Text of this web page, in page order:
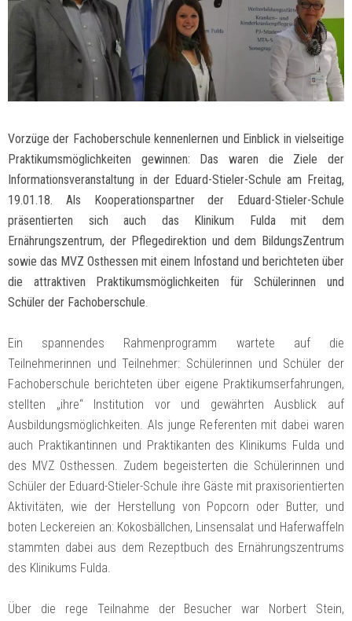
Vorzüge der Fachoberschule kennenlernen und Einblick in vielseitige
Praktikumsmöglichkeiten gewinnen: Das waren die Ziele der
Informationsveranstaltung in der Eduard-Stieler-Schule am Freitag,
19.01.18. Als Kooperationspartner der Eduard-Stieler-Schule
präsentierten sich auch das Klinikum Fulda mit dem
Ernährungszentrum, der Pflegedirektion und dem BildungsZentrum
sowie das MVZ Osthessen mit einem Infostand und berichteten über
die attraktiven Praktikumsmöglichkeiten für Schülerinnen und
Schüler der Fachoberschule.
Ein spannendes Rahmenprogramm wartete auf die
Teilnehmerinnen und Teilnehmer: Schülerinnen und Schüler der
Fachoberschule berichteten über eigene Praktikumserfahrungen,
stellten „ihre“ Institution vor und gewährten Ausblick auf
Ausbildungsmöglichkeiten. Als junge Referenten mit dabei waren
auch Praktikantinnen und Praktikanten des Klinikums Fulda und
des MVZ Osthessen. Zudem begeisterten die Schülerinnen und
Schüler der Eduard-Stieler-Schule ihre Gäste mit praxisorientierten
Aktivitäten, wie der Herstellung von Popcorn oder Butter, und
boten Leckereien an: Kokosbällchen, Linsensalat und Haferwaffeln
stammten dabei aus dem Rezeptbuch des Ernährungszentrums
des Klinikums Fulda.
Über die rege Teilnahme der Besucher war Norbert Stein,